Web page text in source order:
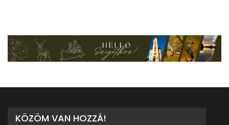
KÖZÖM VAN HOZZÁ!